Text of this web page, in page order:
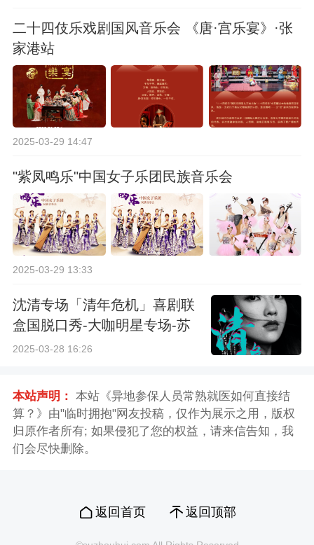
二十四伎乐戏剧国风音乐会 《唐·宫乐宴》·张
家港站
2025-03-29 14:47
"紫凤鸣乐"中国女子乐团民族音乐会
2025-03-29 13:33
沈清专场「清年危机」喜剧联
盒国脱口秀-大咖明星专场-苏
州站
2025-03-28 16:26
本站声明： 本站《异地参保人员常熟就医如何直接结
算？》由"临时拥抱"网友投稿，仅作为展示之用，版权
归原作者所有; 如果侵犯了您的权益，请来信告知，我
们会尽快删除。
返回首页 返回顶部